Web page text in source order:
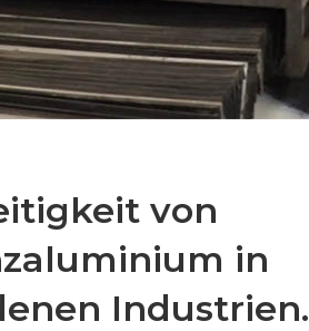
von
in
Industrien.